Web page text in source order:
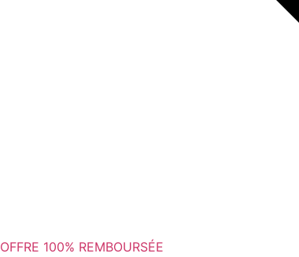
OFFRE 100% REMBOURSÉE